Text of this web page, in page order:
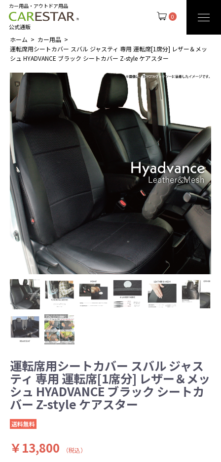
0
カー用品・アウトドア用品
公式通販
ホーム
カー用品
運転席用シートカバー スバル ジャスティ 専用 運転席[1席分] レザー＆メッ
シュ HYADVANCE ブラック シートカバー Z-style ケアスター
運転席用シートカバー スバル ジャス
ティ 専用 運転席[1席分] レザー＆メッ
シュ HYADVANCE ブラック シートカ
バー Z-style ケアスター
送料無料
￥13,800 （税込）